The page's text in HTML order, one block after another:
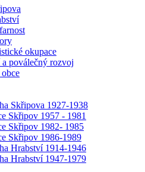
okupace
poválečný rozvoj
Skřipova 1927-1938
Skřipov 1957 - 1981
Skřipov 1982- 1985
Skřipov 1986-1989
Hrabství 1914-1946
Hrabství 1947-1979